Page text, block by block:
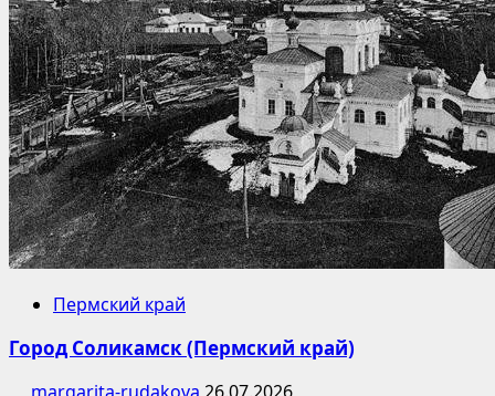
Пермский край
Город Соликамск (Пермский край)